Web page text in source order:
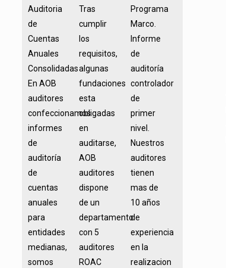
Auditoria
de
Cuentas
Anuales
Consolidadas
En AOB
auditores
confeccionamos
informes
de
auditoría
de
cuentas
anuales
para
entidades
medianas,
somos
Tras
cumplir
los
requisitos,
algunas
fundaciones
esta
obligadas
en
auditarse,
AOB
auditores
dispone
de un
departamento
con 5
auditores
ROAC
Programa
Marco.
Informe
de
auditoría
controlador
de
primer
nivel.
Nuestros
auditores
tienen
mas de
10 años
de
experiencia
en la
realizacion